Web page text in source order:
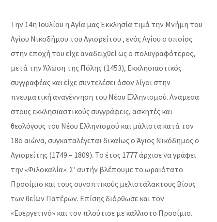
Την 14η Ιουλίου η Αγία μας Εκκλησία τιμά την Μνήμη του
Αγίου Νικοδήμου του Αγιορείτου , ενός Αγίου ο οποίος
στην εποχή του είχε αναδειχθεί ως ο πολυγραφότερος,
μετά την Άλωση της Πόλης (1453), Εκκλησιαστικός
συγγραφέας και είχε συντελέσει όσον λίγοι στην
πνευματική αναγέννηση του Νέου Ελληνισμού. Ανάμεσα
στους εκκλησιαστικούς συγγράφεις, ασκητές και
θεολόγους του Νέου Ελληνισμού και μάλιστα κατά τον
18ο αιώνα, συγκαταλέγεται δικαίως ο Άγιος Νικόδημος ο
Αγιορείτης (1749 – 1809). Το έτος 1777 άρχισε να γράφει
την «Φιλοκαλία». Σ’ αυτήν βλέπουμε το ωραιότατο
Προοίμιο και τους συνοπτικούς μελιστάλακτους Βίους
των θείων Πατέρων. Επίσης διόρθωσε και τον
«Ευεργετινό» και τον πλούτισε με κάλλιστο Προοίμιο.